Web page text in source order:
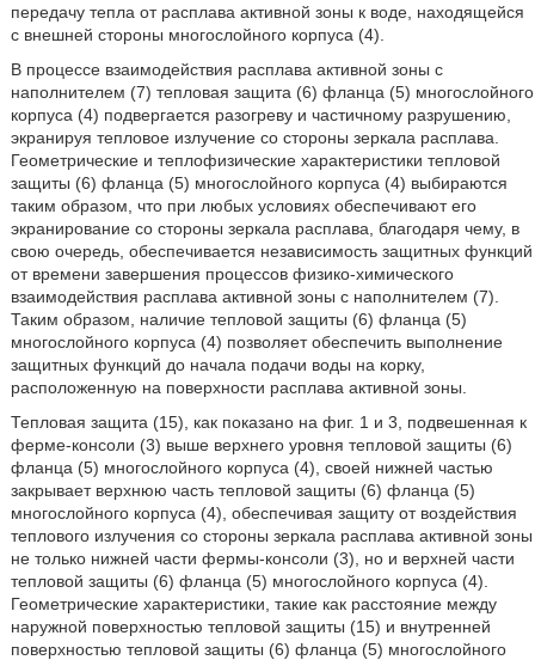
передачу тепла от расплава активной зоны к воде, находящейся
с внешней стороны многослойного корпуса (4).
В процессе взаимодействия расплава активной зоны с
наполнителем (7) тепловая защита (6) фланца (5) многослойного
корпуса (4) подвергается разогреву и частичному разрушению,
экранируя тепловое излучение со стороны зеркала расплава.
Геометрические и теплофизические характеристики тепловой
защиты (6) фланца (5) многослойного корпуса (4) выбираются
таким образом, что при любых условиях обеспечивают его
экранирование со стороны зеркала расплава, благодаря чему, в
свою очередь, обеспечивается независимость защитных функций
от времени завершения процессов физико-химического
взаимодействия расплава активной зоны с наполнителем (7).
Таким образом, наличие тепловой защиты (6) фланца (5)
многослойного корпуса (4) позволяет обеспечить выполнение
защитных функций до начала подачи воды на корку,
расположенную на поверхности расплава активной зоны.
Тепловая защита (15), как показано на фиг. 1 и 3, подвешенная к
ферме-консоли (3) выше верхнего уровня тепловой защиты (6)
фланца (5) многослойного корпуса (4), своей нижней частью
закрывает верхнюю часть тепловой защиты (6) фланца (5)
многослойного корпуса (4), обеспечивая защиту от воздействия
теплового излучения со стороны зеркала расплава активной зоны
не только нижней части фермы-консоли (3), но и верхней части
тепловой защиты (6) фланца (5) многослойного корпуса (4).
Геометрические характеристики, такие как расстояние между
наружной поверхностью тепловой защиты (15) и внутренней
поверхностью тепловой защиты (6) фланца (5) многослойного